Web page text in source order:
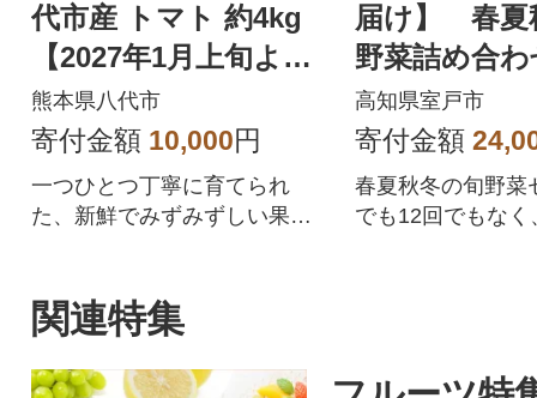
代市産 トマト 約4kg
【2027年1月上旬より
順次発送】_229-6721
熊本県八代市
寄付金額 10,000円
一つひとつ丁寧に育てられ
た、新鮮でみずみずしい果肉
届け】 春夏
野菜詰め合
レシピ付き
野菜セット
高知県室戸市
寄付金額
春夏秋冬の旬野菜
でも12回でもなく
関連特集